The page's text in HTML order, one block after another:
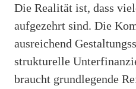
Die Realität ist, dass
aufgezehrt sind. Die
ausreichend
strukturelle
braucht grundlegende